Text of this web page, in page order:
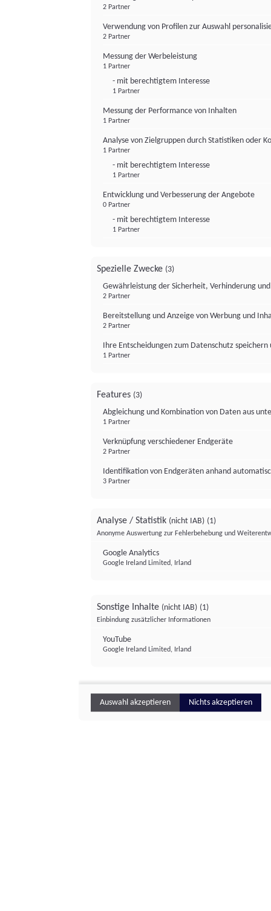
2 Partner
Verwendung von Profilen zur Auswahl
2 Partner
Messung der Werbeleistung
1 Partner
- mit berechtigtem Interesse
1 Partner
Messung der Performance von Inhalten
1 Partner
Analyse von Zielgruppen durch Statistiken oder
1 Partner
- mit berechtigtem Interesse
1 Partner
Entwicklung und Verbesserung der Angebote
0 Partner
- mit berechtigtem Interesse
1 Partner
Spezielle Zwecke (3)
Gewährleistung der Sicherheit, Verhinderung
2 Partner
Bereitstellung und Anzeige von Werbung und
2 Partner
Ihre Entscheidungen zum Datenschutz
1 Partner
Features (3)
Abgleichung und Kombination von Daten aus
1 Partner
Verknüpfung verschiedener Endgeräte
2 Partner
Identifikation von Endgeräten anhand
3 Partner
Analyse / Statistik (nicht IAB) (1)
Anonyme Auswertung zur Fehlerbehebung und
Google Analytics
Google Ireland Limited, Irland
Sonstige Inhalte (nicht IAB) (1)
Einbindung zusätzlicher Informationen
YouTube
Google Ireland Limited, Irland
Auswahl akzeptieren Nichts akzeptieren